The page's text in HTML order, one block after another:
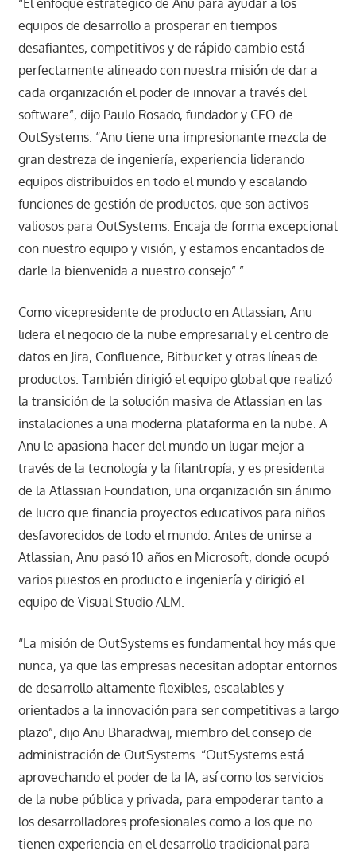
“El enfoque estratégico de Anu para ayudar a los
equipos de desarrollo a prosperar en tiempos
desafiantes, competitivos y de rápido cambio está
perfectamente alineado con nuestra misión de dar a
cada organización el poder de innovar a través del
software”, dijo Paulo Rosado, fundador y CEO de
OutSystems. “Anu tiene una impresionante mezcla de
gran destreza de ingeniería, experiencia liderando
equipos distribuidos en todo el mundo y escalando
funciones de gestión de productos, que son activos
valiosos para OutSystems. Encaja de forma excepcional
con nuestro equipo y visión, y estamos encantados de
darle la bienvenida a nuestro consejo”.”
Como vicepresidente de producto en Atlassian, Anu
lidera el negocio de la nube empresarial y el centro de
datos en Jira, Confluence, Bitbucket y otras líneas de
productos. También dirigió el equipo global que realizó
la transición de la solución masiva de Atlassian en las
instalaciones a una moderna plataforma en la nube. A
Anu le apasiona hacer del mundo un lugar mejor a
través de la tecnología y la filantropía, y es presidenta
de la Atlassian Foundation, una organización sin ánimo
de lucro que financia proyectos educativos para niños
desfavorecidos de todo el mundo. Antes de unirse a
Atlassian, Anu pasó 10 años en Microsoft, donde ocupó
varios puestos en producto e ingeniería y dirigió el
equipo de Visual Studio ALM.
“La misión de OutSystems es fundamental hoy más que
nunca, ya que las empresas necesitan adoptar entornos
de desarrollo altamente flexibles, escalables y
orientados a la innovación para ser competitivas a largo
plazo”, dijo Anu Bharadwaj, miembro del consejo de
administración de OutSystems. “OutSystems está
aprovechando el poder de la IA, así como los servicios
de la nube pública y privada, para empoderar tanto a
los desarrolladores profesionales como a los que no
tienen experiencia en el desarrollo tradicional para